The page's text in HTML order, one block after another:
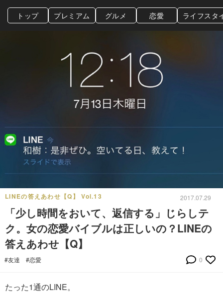
トップ プレミアム グルメ 恋愛 ライフスタ
LINEの答えあわせ【Q】 Vol.13 2017.07.29
「少し時間をおいて、返信する」じらしテ
ク。女の恋愛バイブルは正しいの？LINEの
答えあわせ【Q】
#友達 #恋愛 0
たった1通のLINE。